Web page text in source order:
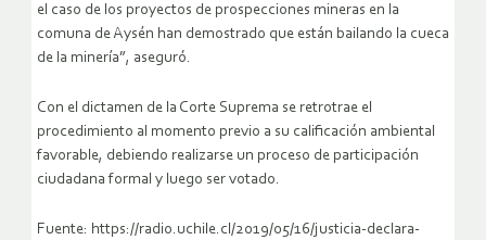
el caso de los proyectos de prospecciones mineras en la
comuna de Aysén han demostrado que están bailando la cueca
de la minería”, aseguró.
Con el dictamen de la Corte Suprema se retrotrae el
procedimiento al momento previo a su calificación ambiental
favorable, debiendo realizarse un proceso de participación
ciudadana formal y luego ser votado.
Fuente: https://radio.uchile.cl/2019/05/16/justicia-declara-